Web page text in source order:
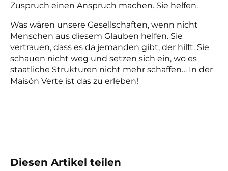
Zuspruch einen Anspruch machen. Sie helfen.
Was wären unsere Gesellschaften, wenn nicht
Menschen aus diesem Glauben helfen. Sie
vertrauen, dass es da jemanden gibt, der hilft. Sie
schauen nicht weg und setzen sich ein, wo es
staatliche Strukturen nicht mehr schaffen… In der
Maisón Verte ist das zu erleben!
Diesen Artikel teilen